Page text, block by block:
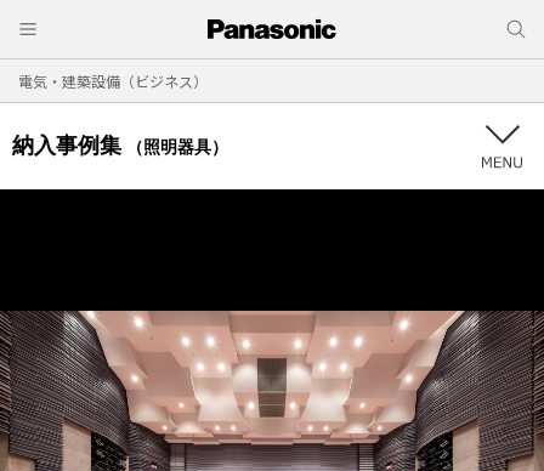
電気・建築設備（ビジネス）
納入事例集 （照明器具）